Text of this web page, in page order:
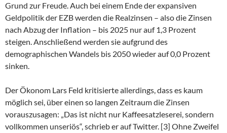
Grund zur Freude. Auch bei einem Ende der expansiven
Geldpolitik der EZB werden die Realzinsen – also die Zinsen
nach Abzug der Inflation – bis 2025 nur auf 1,3 Prozent
steigen. Anschließend werden sie aufgrund des
demographischen Wandels bis 2050 wieder auf 0,0 Prozent
sinken.
Der Ökonom Lars Feld kritisierte allerdings, dass es kaum
möglich sei, über einen so langen Zeitraum die Zinsen
vorauszusagen: „Das ist nicht nur Kaffeesatzleserei, sondern
vollkommen unseriös“, schrieb er auf Twitter. [3] Ohne Zweifel